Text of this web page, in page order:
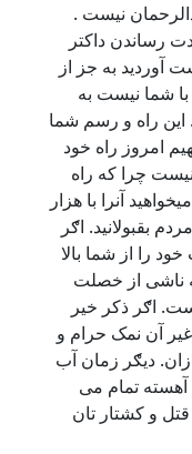
نیست .
رساندن داکتر
آوردید به جز از
شما نیست به
این راه و رسم شما
امروز راه خود
چرا که راه
آنرا با هزار
بقبولانید. اګر
را از شما بالا
ناشی از خصلت
اګر ذکر خیر
آن نمک حرام و
دیګر زمان آب
تمام می
و کشتار تان